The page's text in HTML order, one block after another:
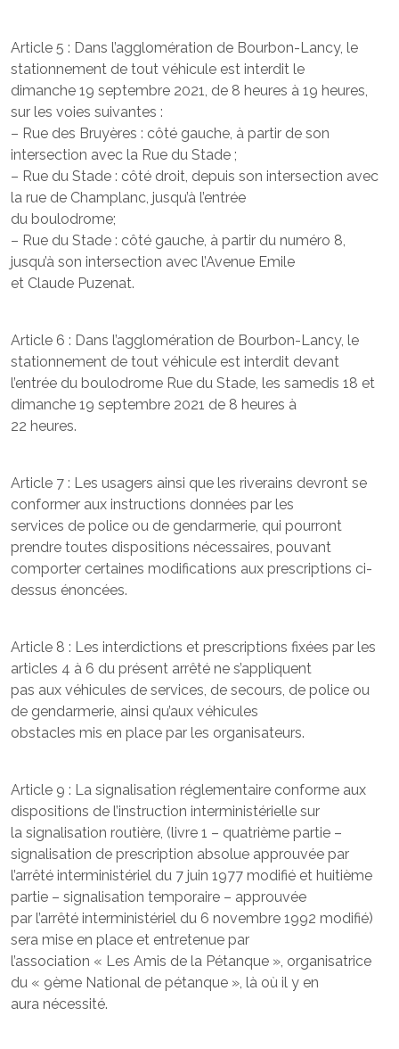
Article 5 : Dans l’agglomération de Bourbon-Lancy, le
stationnement de tout véhicule est interdit le
dimanche 19 septembre 2021, de 8 heures à 19 heures,
sur les voies suivantes :
– Rue des Bruyères : côté gauche, à partir de son
intersection avec la Rue du Stade ;
– Rue du Stade : côté droit, depuis son intersection avec
la rue de Champlanc, jusqu’à l’entrée
du boulodrome;
– Rue du Stade : côté gauche, à partir du numéro 8,
jusqu’à son intersection avec l’Avenue Emile
et Claude Puzenat.
Article 6 : Dans l’agglomération de Bourbon-Lancy, le
stationnement de tout véhicule est interdit devant
l’entrée du boulodrome Rue du Stade, les samedis 18 et
dimanche 19 septembre 2021 de 8 heures à
22 heures.
Article 7 : Les usagers ainsi que les riverains devront se
conformer aux instructions données par les
services de police ou de gendarmerie, qui pourront
prendre toutes dispositions nécessaires, pouvant
comporter certaines modifications aux prescriptions ci-
dessus énoncées.
Article 8 : Les interdictions et prescriptions fixées par les
articles 4 à 6 du présent arrêté ne s’appliquent
pas aux véhicules de services, de secours, de police ou
de gendarmerie, ainsi qu’aux véhicules
obstacles mis en place par les organisateurs.
Article 9 : La signalisation réglementaire conforme aux
dispositions de l’instruction interministérielle sur
la signalisation routière, (livre 1 – quatrième partie –
signalisation de prescription absolue approuvée par
l’arrêté interministériel du 7 juin 1977 modifié et huitième
partie – signalisation temporaire – approuvée
par l’arrêté interministériel du 6 novembre 1992 modifié)
sera mise en place et entretenue par
l’association « Les Amis de la Pétanque », organisatrice
du « 9ème National de pétanque », là où il y en
aura nécessité.